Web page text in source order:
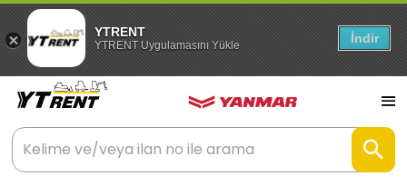
YTRENT
YTRENT Uygulamasını Yükle İndir